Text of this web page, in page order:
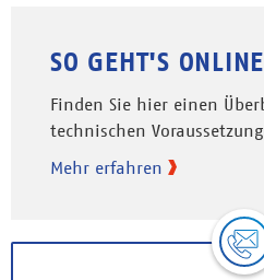
SO GEHT'S ONLINE
Finden Sie hier einen
technischen
Mehr erfahren